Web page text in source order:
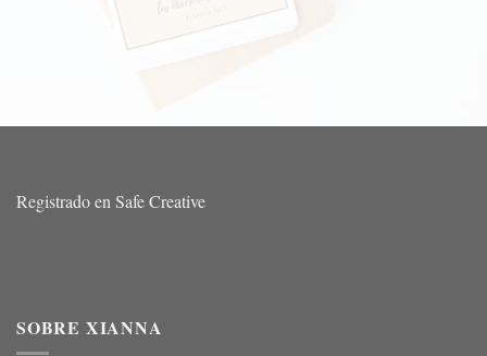
Registrado en Safe Creative
SOBRE XIANNA